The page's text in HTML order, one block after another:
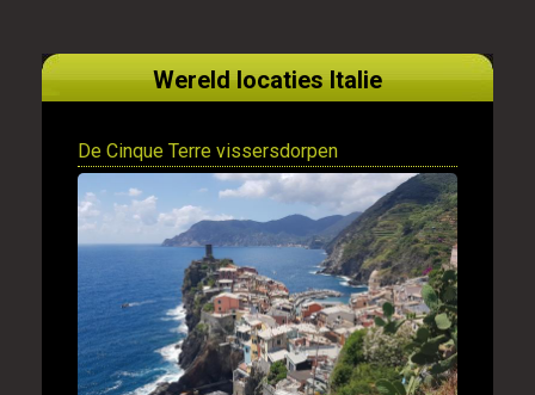
Wereld locaties Italie
De Cinque Terre vissersdorpen